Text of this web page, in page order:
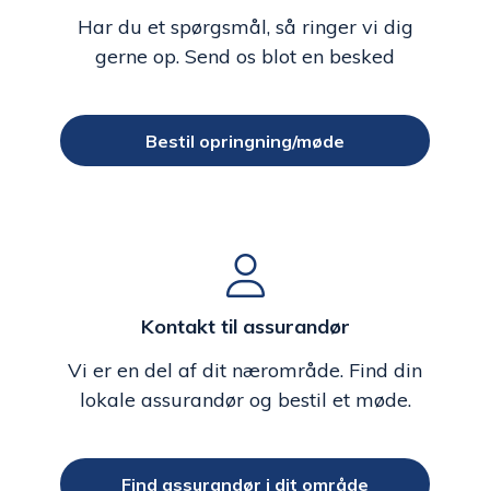
Har du et spørgsmål, så ringer vi dig
gerne op. Send os blot en besked
Bestil opringning/møde
Kontakt til assurandør
Vi er en del af dit nærområde. Find din
lokale assurandør og bestil et møde.
Find assurandør i dit område